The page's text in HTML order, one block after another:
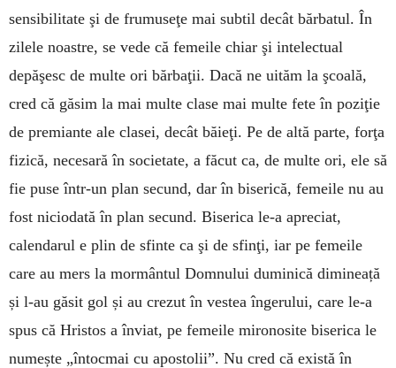
sensibilitate şi de frumuseţe mai subtil decât bărbatul. În
zilele noastre, se vede că femeile chiar şi intelectual
depăşesc de multe ori bărbaţii. Dacă ne uităm la şcoală,
cred că găsim la mai multe clase mai multe fete în poziţie
de premiante ale clasei, decât băieţi. Pe de altă parte, forţa
fizică, necesară în societate, a făcut ca, de multe ori, ele să
fie puse într-un plan secund, dar în biserică, femeile nu au
fost niciodată în plan secund. Biserica le-a apreciat,
calendarul e plin de sfinte ca şi de sfinţi, iar pe femeile
care au mers la mormântul Domnului duminică dimineață
și l-au găsit gol și au crezut în vestea îngerului, care le-a
spus că Hristos a înviat, pe femeile mironosite biserica le
numește „întocmai cu apostolii”. Nu cred că există în